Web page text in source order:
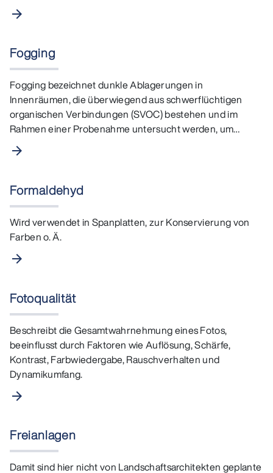
arrow_forward
Fogging
Fogging bezeichnet dunkle Ablagerungen in
Innenräumen, die überwiegend aus schwerflüchtigen
organischen Verbindungen (SVOC) bestehen und im
Rahmen einer Probenahme untersucht werden, um
gesundheitliche Gefährdungen…
arrow_forward
Formaldehyd
Wird verwendet in Spanplatten, zur Konservierung von
Farben o. Ä.
arrow_forward
Fotoqualität
Beschreibt die Gesamtwahrnehmung eines Fotos,
beeinflusst durch Faktoren wie Auflösung, Schärfe,
Kontrast, Farbwiedergabe, Rauschverhalten und
Dynamikumfang.
arrow_forward
Freianlagen
Damit sind hier nicht von Landschaftsarchitekten geplante